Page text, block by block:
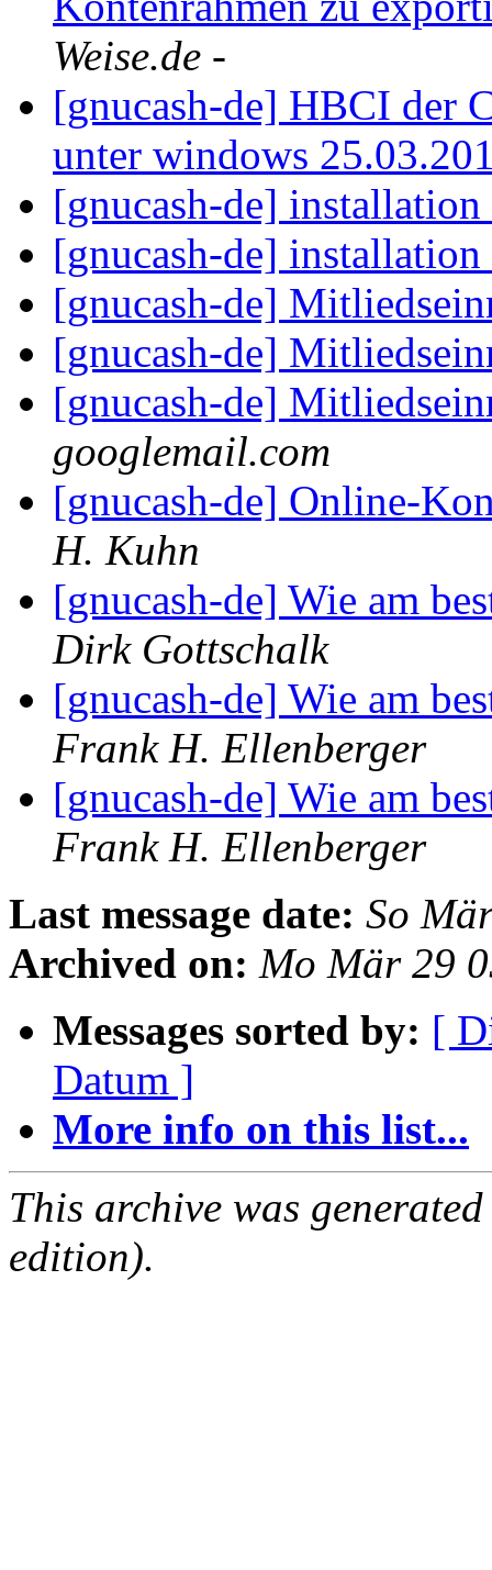
Weise.de -
[gnucash-de] HBCI der
unter windows
[gnucash-de] installation
[gnucash-de] installation
[gnucash-de]
[gnucash-de]
[gnucash-de]
googlemail.com
[gnucash-de] Online-
H. Kuhn
[gnucash-de] Wie am
Dirk Gottschalk
[gnucash-de] Wie am
Frank H. Ellenberger
[gnucash-de] Wie am
Frank H. Ellenberger
Last message date: So
Archived on: Mo Mär 29
Messages sorted by: [
Datum ]
More info on this list...
This archive was
edition).